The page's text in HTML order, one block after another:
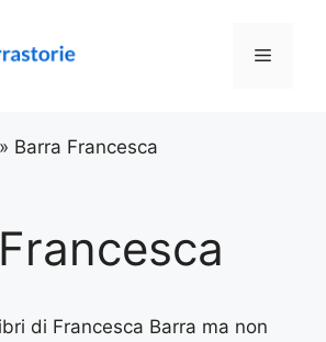
Menu
» Barra Francesca
di Francesca Barra ma non